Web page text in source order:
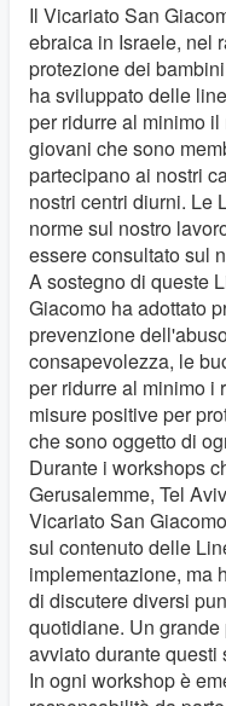
Il Vicariato San
ebraica in Israele, nel
protezione dei
ha sviluppato delle
per ridurre al minimo
giovani che sono
partecipano ai nostri
nostri centri diurni. Le
norme sul nostro
essere consultato sul
A sostegno di queste
Giacomo ha adottato
prevenzione
consapevolezza, le
per ridurre al minimo i
misure positive per
che sono oggetto di
Durante i workshops
Gerusalemme, Tel
Vicariato San
sul contenuto delle
implementazione, ma
di discutere diversi
quotidiane. Un
avviato durante questi
In ogni workshop è